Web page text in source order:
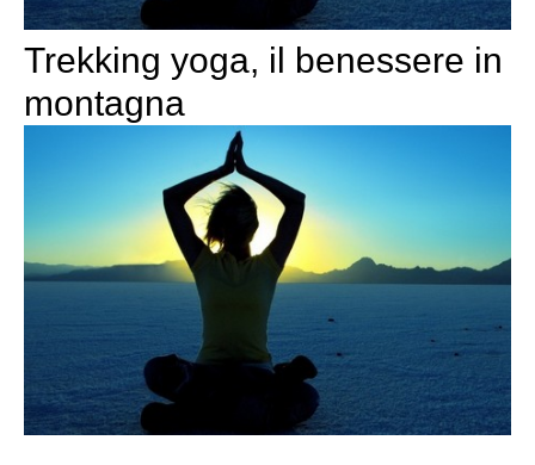
Trekking yoga, il benessere in
montagna